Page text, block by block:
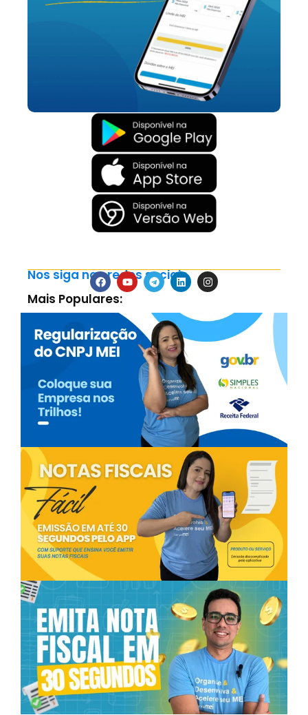
Nos siga nas redes sociais
Mais Populares: